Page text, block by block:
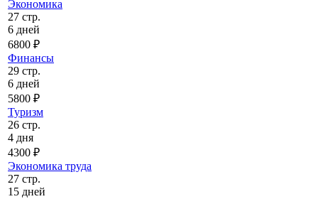
Экономика
27 стр.
6 дней
6800 ₽
Финансы
29 стр.
6 дней
5800 ₽
Туризм
26 стр.
4 дня
4300 ₽
Экономика труда
27 стр.
15 дней